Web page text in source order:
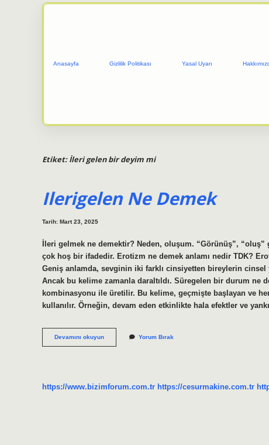
Anasayfa Gizlilik Politikası Yasal Uyarı
Etiket:İleri gelen bir deyim mi
Ilerigelen Ne Demek
Tarih: Mart 23, 2025
İleri gelmek ne demektir? Neden, oluşum. “Görünüş”,
çok hoş bir ifadedir. Erotizm ne demek anlamı nedir TDK?
Geniş anlamda, sevginin iki farklı cinsiyetten bireylerin
Ancak bu kelime zamanla daraltıldı. Süregelen bir durum
kombinasyonu ile üretilir. Bu kelime, geçmişte başlayan ve
kullanılır. Örneğin, devam eden etkinlikte hala efektler ve
Devamını okuyunIlerigelen
Ne
Yorum Bırak
https://www.bizimforum.com.tr https://cesurmakine.com.tr